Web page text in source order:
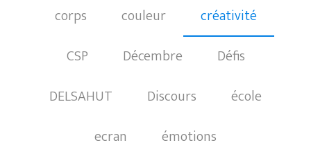
corps
couleur
créativité
CSP
Décembre
Défis
DELSAHUT
Discours
école
ecran
émotions